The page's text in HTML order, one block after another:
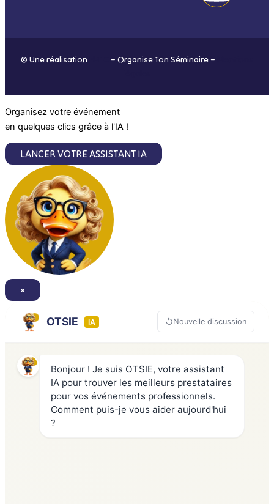
© Une réalisation – Organise Ton Séminaire –
Organisez votre événement
en quelques clics grâce à l'IA !
LANCER VOTRE ASSISTANT IA
×